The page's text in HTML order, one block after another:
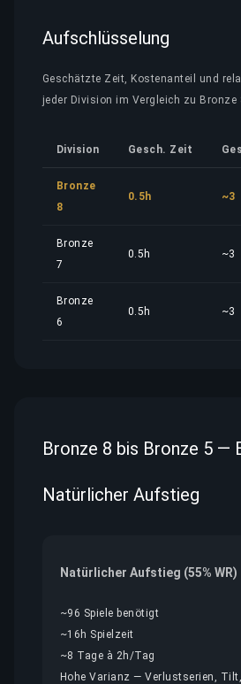
Aufschlüsselung
Geschätzte Zeit, Kostenanteil und
jeder Division im Vergleich zu Bronze
Division Gesch. Zeit
Bronze
8
0.5h ~3
Bronze
7
0.5h ~3
Bronze
6
0.5h ~3
Bronze 8 bis Bronze 5 —
Natürlicher Aufstieg
Natürlicher Aufstieg (55% WR)
~96 Spiele benötigt
~16h Spielzeit
~8 Tage à 2h/Tag
Hohe Varianz — Verlustserien, Tilt,